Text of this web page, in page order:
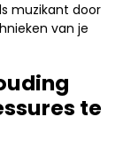
muzikant door
van je
te